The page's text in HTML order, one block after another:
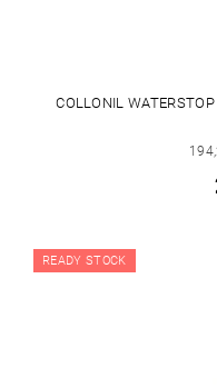
COLLONIL
READY STOCK